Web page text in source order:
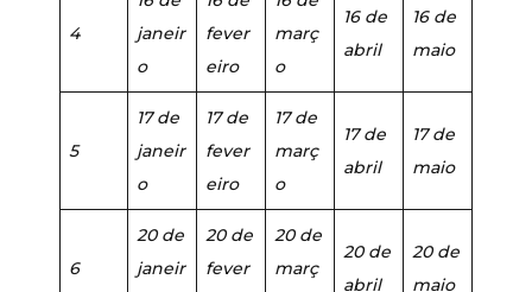
4
janeir
o
fever
eiro
març
o
16 de
abril
16 de
maio
5
17 de
janeir
o
17 de
fever
eiro
17 de
març
o
17 de
abril
17 de
maio
6
20 de
janeir
20 de
fever
20 de
març
20 de
abril
20 de
maio